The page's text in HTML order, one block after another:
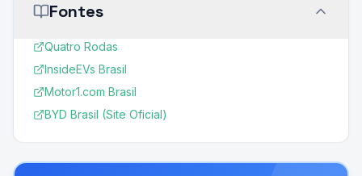
Fontes
Quatro Rodas
InsideEVs Brasil
Motor1.com Brasil
BYD Brasil (Site Oficial)